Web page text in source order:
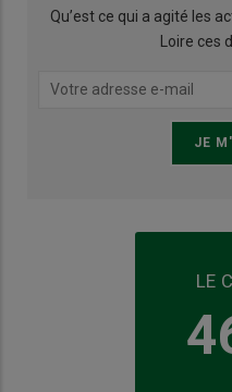
Qu’est ce qui a agité les
Loire ces
LE